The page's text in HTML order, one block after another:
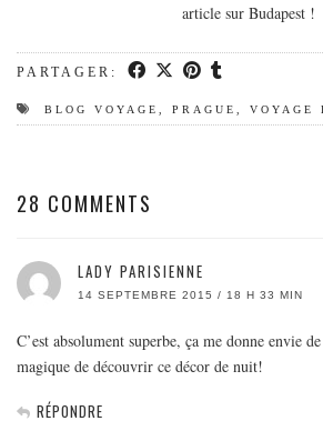
article sur Budapest !
PARTAGER:
BLOG VOYAGE , PRAGUE , VOYAGE
28 COMMENTS
LADY PARISIENNE
14 SEPTEMBRE 2015 / 18 H 33 MIN
C’est absolument superbe, ça me donne envie
magique de découvrir ce décor de nuit!
RÉPONDRE